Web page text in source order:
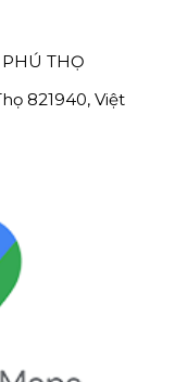
THỌ
821940, Việt